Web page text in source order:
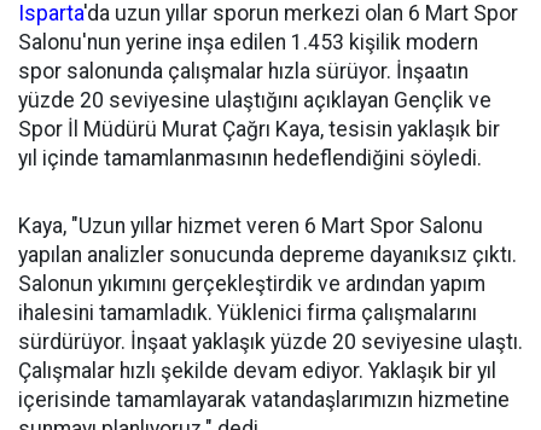
Isparta'da uzun yıllar sporun merkezi olan 6 Mart Spor
Salonu'nun yerine inşa edilen 1.453 kişilik modern
spor salonunda çalışmalar hızla sürüyor. İnşaatın
yüzde 20 seviyesine ulaştığını açıklayan Gençlik ve
Spor İl Müdürü Murat Çağrı Kaya, tesisin yaklaşık bir
yıl içinde tamamlanmasının hedeflendiğini söyledi.
Kaya, "Uzun yıllar hizmet veren 6 Mart Spor Salonu
yapılan analizler sonucunda depreme dayanıksız çıktı.
Salonun yıkımını gerçekleştirdik ve ardından yapım
ihalesini tamamladık. Yüklenici firma çalışmalarını
sürdürüyor. İnşaat yaklaşık yüzde 20 seviyesine ulaştı.
Çalışmalar hızlı şekilde devam ediyor. Yaklaşık bir yıl
içerisinde tamamlayarak vatandaşlarımızın hizmetine